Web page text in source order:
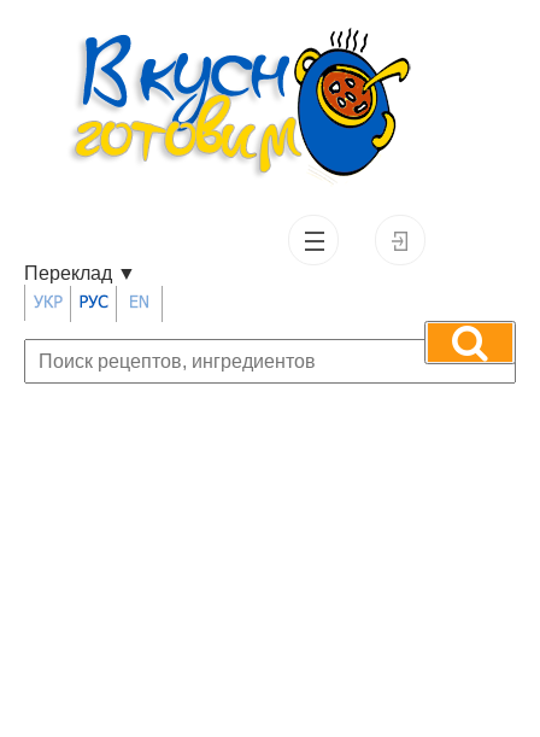
Переклад ▼